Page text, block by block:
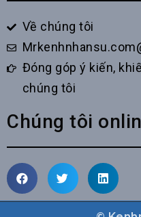
Về chúng tôi
Đóng góp ý kiến,
chúng tôi
Chúng tôi